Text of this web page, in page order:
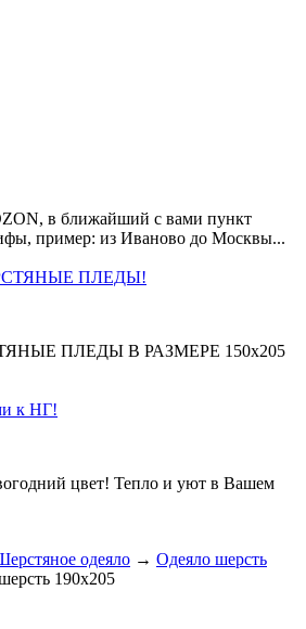
в ближайший с вами пункт
пример: из Иваново до Москвы...
ПЛЕДЫ!
ПЛЕДЫ В РАЗМЕРЕ 150х205
к НГ!
цвет! Тепло и уют в Вашем
одеяло → Одеяло шерсть
190x205